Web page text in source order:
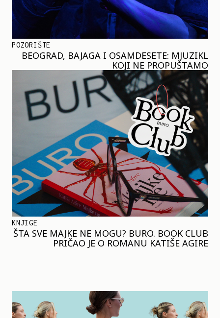
POZORIŠTE
BEOGRAD, BAJAGA I OSAMDESETE: MJUZIKL
KOJI NE PROPUŠTAMO
KNJIGE
ŠTA SVE MAJKE NE MOGU? BURO. BOOK CLUB
PRIČAO JE O ROMANU KATIŠE AGIRE